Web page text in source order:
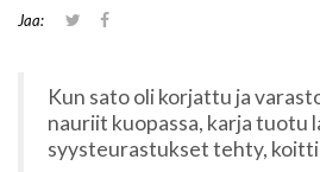
Jaa:
i
t
t
e
a
c
e
b
o
Kun sato oli korjattu ja
nauriit kuopassa, karja tuotu
syysteurastukset tehty, koitti